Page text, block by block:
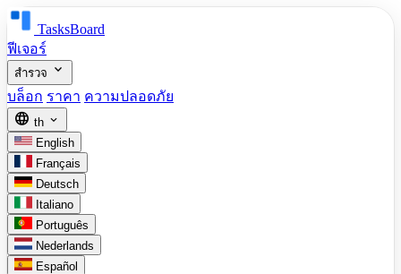
TasksBoard
ฟีเจอร์
สำรวจ expand_more
บล็อก ราคา ความปลอดภัย
language th expand_more
English
Français
Deutsch
Italiano
Português
Nederlands
Español